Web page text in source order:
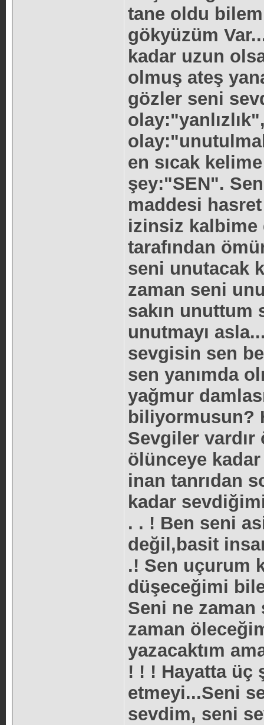
tane oldu
gökyüzüm
kadar uzun
olmuş ateş
gözler seni
en sıcak
şey:"SEN".
maddesi hasret
izinsiz kalbime
tarafından
seni unutacak
zaman seni
sakın unuttum
unutmayı
sevgisin sen
sen yanımda
yağmur
biliyormusun?
Sevgiler vardır
ölünceye
inan tanrıdan
kadar
. . ! Ben seni
değil,basit
.! Sen uçurum
düşeceğimi
Seni ne
zaman
yazacaktım
! ! ! Hayatta üç
etmeyi...Seni
sevdim, seni